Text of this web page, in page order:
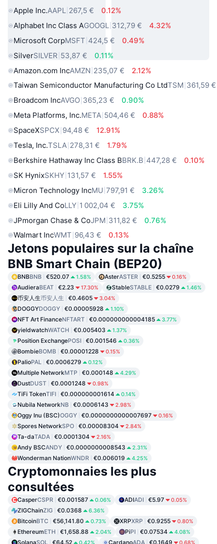
Apple Inc.AAPL 267,5 €
0.12%
Alphabet Inc Class AGOOGL 312,79 €
4.32%
Microsoft CorpMSFT 424,5 €
0.49%
SilverSILVER 53,87 €
0.11%
Amazon.com IncAMZN 235,07 €
2.12%
Taiwan Semiconductor Manufacturing Co LtdTSM 361,59 €
Broadcom IncAVGO 365,23 €
0.90%
Meta Platforms, Inc.META 504,46 €
0.88%
SpaceXSPCX 94,48 €
12.91%
Tesla, Inc.TSLA 278,31 €
1.79%
Berkshire Hathaway Inc Class BBRK.B 447,28 €
0.10%
SK HynixSKHY 131,57 €
1.55%
Micron Technology IncMU 797,91 €
3.26%
Eli Lilly And CoLLY 1 002,04 €
3.75%
JPmorgan Chase & CoJPM 311,82 €
0.76%
Walmart IncWMT 96,43 € 0.13%
Jetons populaires sur la chaîne
BNB Smart Chain (BEP20)
BNBBNB €520.07 1.58% AsterASTER €0.5255 0.16%
AudieraBEAT €2.23 17.30% StableSTABLE €0.0279 1.46%
币安人生币安人生 €0.4605 3.04%
DOGGYDOGGY €0.00005928 1.10%
NFT Art FinanceNFTART €0.000000000004185 3.77%
yieldwatchWATCH €0.005403 1.37%
Position ExchangePOSI €0.001546 0.36%
BombieBOMB €0.00001228 0.15%
PalioPAL €0.0006279 0.12%
Multiple NetworkMTP €0.000148 4.29%
DustDUST €0.0001248 0.98%
TiFi TokenTIFI €0.000000001614 0.14%
Nubila NetworkNB €0.0006143 2.98%
Oggy Inu (BSC)OGGY €0.0000000000007697 0.16%
Spores NetworkSPO €0.00008304 2.84%
Ta-daTADA €0.0001304 2.16%
Andy BSCANDY €0.0000000008543 2.31%
Wonderman NationWNDR €0.006019 4.25%
Cryptomonnaies les plus
consultées
CasperCSPR €0.001587 0.06% ADIADI €5.97 0.05%
ZIGChainZIG €0.0368 6.36%
BitcoinBTC €56,141.80 0.73% XRPXRP €0.9255 0.80%
EthereumETH €1,658.88 2.04% PiPI €0.07534 4.08%
SolanaSOL €64.52 CardanoADA €0.1649